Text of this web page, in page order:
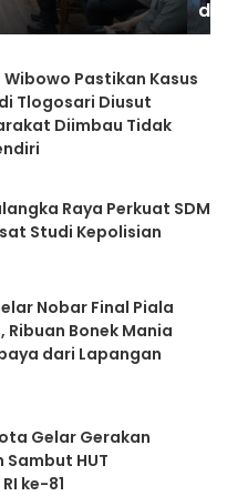
RI
Wibowo Pastikan Kasus
Tlogosari Diusut
Diimbau Tidak
Raya Perkuat SDM
Studi Kepolisian
Nobar Final Piala
Ribuan Bonek Mania
dari Lapangan
Gelar Gerakan
Sambut HUT
ke-81